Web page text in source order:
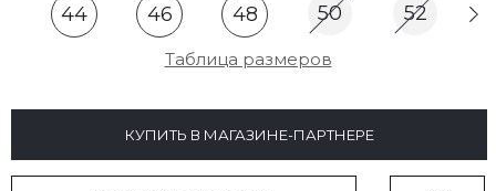
44 46 48 50 52
Таблица размеров
КУПИТЬ В МАГАЗИНЕ-ПАРТНЕРЕ